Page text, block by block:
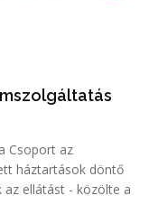
Csoport az
háztartások döntő
ellátást - közölte a